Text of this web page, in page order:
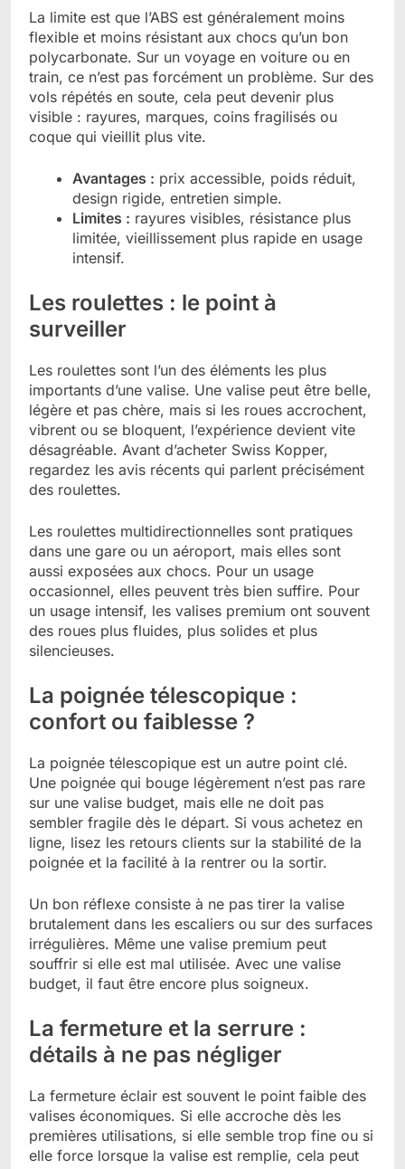
La limite est que l’ABS est généralement moins
flexible et moins résistant aux chocs qu’un bon
polycarbonate. Sur un voyage en voiture ou en
train, ce n’est pas forcément un problème. Sur des
vols répétés en soute, cela peut devenir plus
visible : rayures, marques, coins fragilisés ou
coque qui vieillit plus vite.
Avantages : prix accessible, poids réduit,
design rigide, entretien simple.
Limites : rayures visibles, résistance plus
limitée, vieillissement plus rapide en usage
intensif.
Les roulettes : le point à
surveiller
Les roulettes sont l’un des éléments les plus
importants d’une valise. Une valise peut être belle,
légère et pas chère, mais si les roues accrochent,
vibrent ou se bloquent, l’expérience devient vite
désagréable. Avant d’acheter Swiss Kopper,
regardez les avis récents qui parlent précisément
des roulettes.
Les roulettes multidirectionnelles sont pratiques
dans une gare ou un aéroport, mais elles sont
aussi exposées aux chocs. Pour un usage
occasionnel, elles peuvent très bien suffire. Pour
un usage intensif, les valises premium ont souvent
des roues plus fluides, plus solides et plus
silencieuses.
La poignée télescopique :
confort ou faiblesse ?
La poignée télescopique est un autre point clé.
Une poignée qui bouge légèrement n’est pas rare
sur une valise budget, mais elle ne doit pas
sembler fragile dès le départ. Si vous achetez en
ligne, lisez les retours clients sur la stabilité de la
poignée et la facilité à la rentrer ou la sortir.
Un bon réflexe consiste à ne pas tirer la valise
brutalement dans les escaliers ou sur des surfaces
irrégulières. Même une valise premium peut
souffrir si elle est mal utilisée. Avec une valise
budget, il faut être encore plus soigneux.
La fermeture et la serrure :
détails à ne pas négliger
La fermeture éclair est souvent le point faible des
valises économiques. Si elle accroche dès les
premières utilisations, si elle semble trop fine ou si
elle force lorsque la valise est remplie, cela peut